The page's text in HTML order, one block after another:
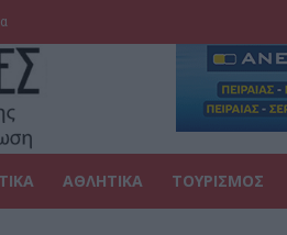
ΑΘΛΗΤΙΚΑ ΤΟΥΡΙΣΜΟΣ